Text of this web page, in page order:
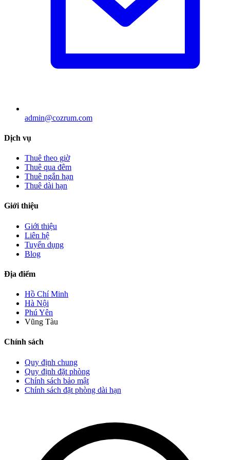
admin@cozrum.com
Dịch vụ
Thuê theo giờ
Thuê qua đêm
Thuê ngắn hạn
Thuê dài hạn
Giới thiệu
Giới thiệu
Liên hệ
Tuyển dụng
Blog
Địa điểm
Hồ Chí Minh
Hà Nội
Phú Yên
Vũng Tàu
Chính sách
Quy định chung
Quy định đặt phòng
Chính sách bảo mật
Chính sách đặt phòng dài hạn